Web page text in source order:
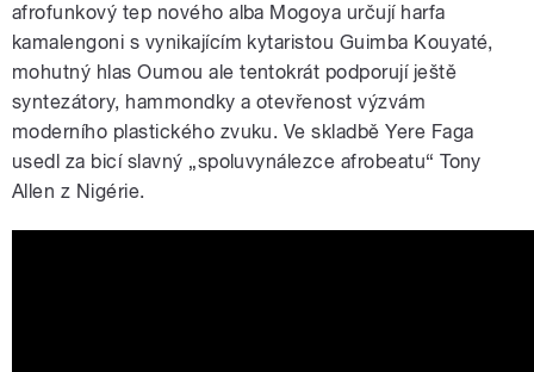
afrofunkový tep nového alba Mogoya určují harfa
kamalengoni s vynikajícím kytaristou Guimba Kouyaté,
mohutný hlas Oumou ale tentokrát podporují ještě
syntezátory, hammondky a otevřenost výzvám
moderního plastického zvuku. Ve skladbě Yere Faga
usedl za bicí slavný „spoluvynálezce afrobeatu“ Tony
Allen z Nigérie.